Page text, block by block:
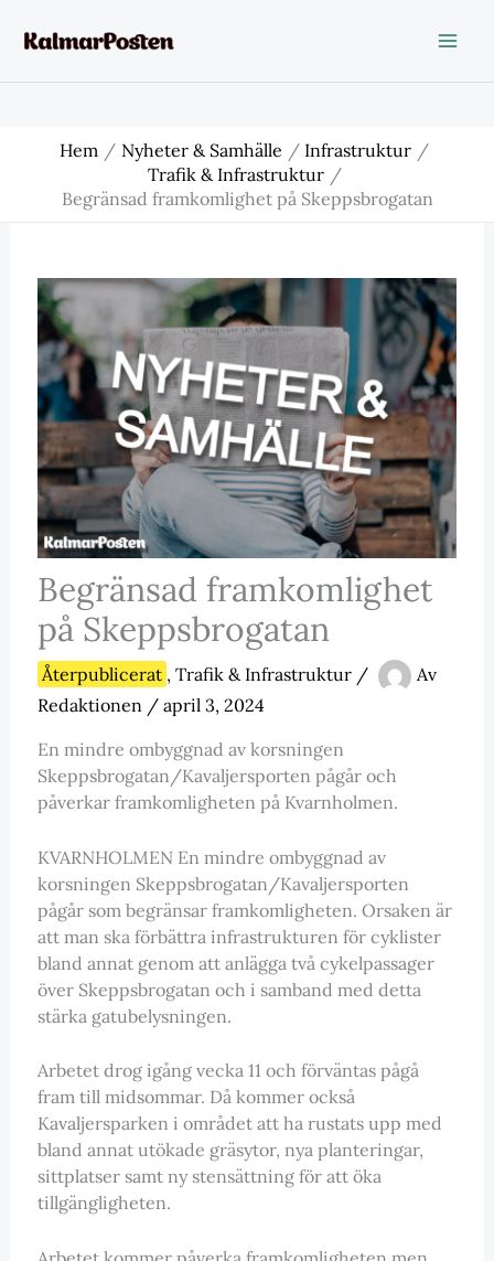
Hem Nyheter & Samhälle
Infrastruktur
Trafik & Infrastruktur
Begränsad framkomlighet på Skeppsbrogatan
Begränsad framkomlighet
på Skeppsbrogatan
Återpublicerat , Trafik & Infrastruktur/
Av
Redaktionen / april 3, 2024
En mindre ombyggnad av korsningen
Skeppsbrogatan/Kavaljersporten pågår och
påverkar framkomligheten på Kvarnholmen.
KVARNHOLMEN En mindre ombyggnad av
korsningen Skeppsbrogatan/Kavaljersporten
pågår som begränsar framkomligheten. Orsaken är
att man ska förbättra infrastrukturen för cyklister
bland annat genom att anlägga två cykelpassager
över Skeppsbrogatan och i samband med detta
stärka gatubelysningen.
Arbetet drog igång vecka 11 och förväntas pågå
fram till midsommar. Då kommer också
Kavaljersparken i området att ha rustats upp med
bland annat utökade gräsytor, nya planteringar,
sittplatser samt ny stensättning för att öka
tillgängligheten.